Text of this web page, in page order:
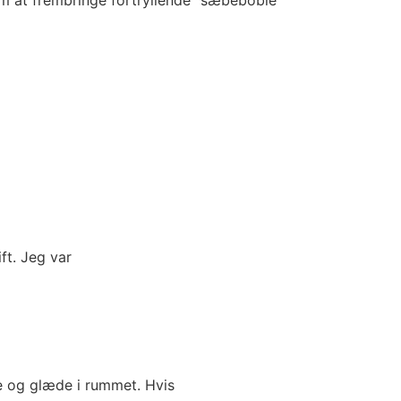
Jeg var
og glæde i rummet. Hvis